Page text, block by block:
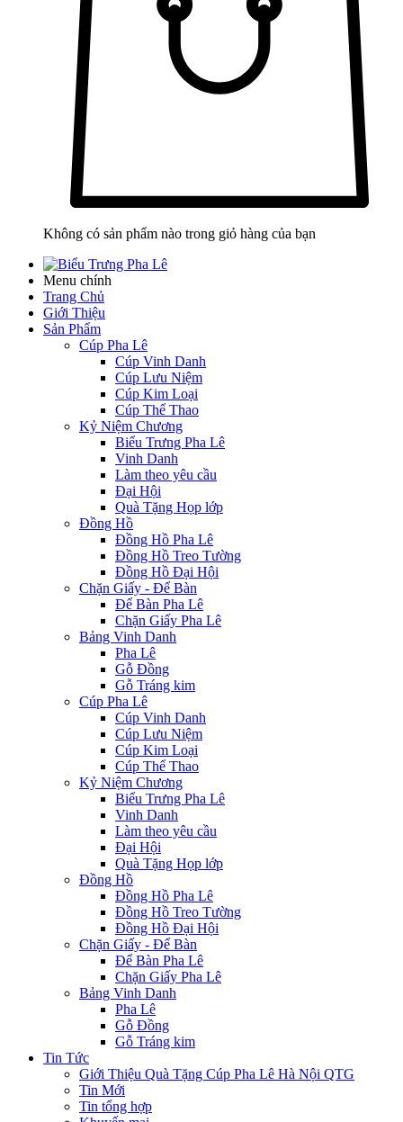
Không có sản phẩm nào trong giỏ hàng của bạn
Menu chính
Trang Chủ
Giới Thiệu
Sản Phẩm
Cúp Pha Lê
Cúp Vinh Danh
Cúp Lưu Niệm
Cúp Kim Loại
Cúp Thể Thao
Kỷ Niệm Chương
Biểu Trưng Pha Lê
Vinh Danh
Làm theo yêu cầu
Đại Hội
Quà Tặng Họp lớp
Đồng Hồ
Đồng Hồ Pha Lê
Đồng Hồ Treo Tường
Đồng Hồ Đại Hội
Chặn Giấy - Để Bàn
Để Bàn Pha Lê
Chặn Giấy Pha Lê
Bảng Vinh Danh
Pha Lê
Gỗ Đồng
Gỗ Tráng kim
Cúp Pha Lê
Cúp Vinh Danh
Cúp Lưu Niệm
Cúp Kim Loại
Cúp Thể Thao
Kỷ Niệm Chương
Biểu Trưng Pha Lê
Vinh Danh
Làm theo yêu cầu
Đại Hội
Quà Tặng Họp lớp
Đồng Hồ
Đồng Hồ Pha Lê
Đồng Hồ Treo Tường
Đồng Hồ Đại Hội
Chặn Giấy - Để Bàn
Để Bàn Pha Lê
Chặn Giấy Pha Lê
Bảng Vinh Danh
Pha Lê
Gỗ Đồng
Gỗ Tráng kim
Tin Tức
Giới Thiệu Quà Tặng Cúp Pha Lê Hà Nội QTG
Tin Mới
Tin tổng hợp